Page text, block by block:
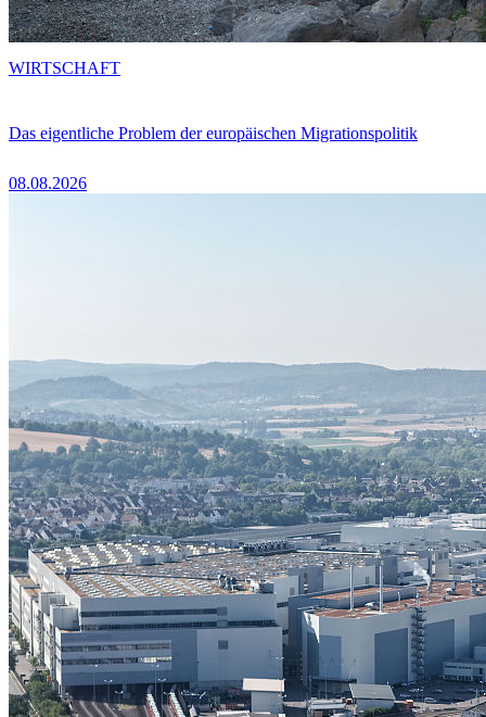
Das eigentliche Problem der europäischen Migrationspolitik
08.08.2026
WIRTSCHAFT